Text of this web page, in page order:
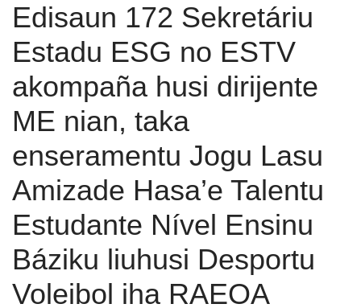
Edisaun 172 Sekretáriu
Estadu ESG no ESTV
akompaña husi dirijente
ME nian, taka
enseramentu Jogu Lasu
Amizade Hasa’e Talentu
Estudante Nível Ensinu
Báziku liuhusi Desportu
Voleibol iha RAEOA